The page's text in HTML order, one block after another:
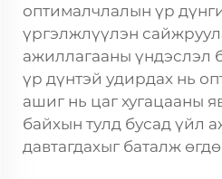
оптималчлалын үр
үргэлжлүүлэн
ажиллагааны үндэслэл
үр дүнтэй удирдах нь
ашиг нь цаг хугацааны
байхын тулд бусад үйл
давтагдахыг баталж